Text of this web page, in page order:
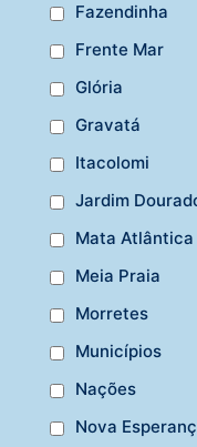
Fazendinha
Frente Mar
Glória
Gravatá
Itacolomi
Jardim
Mata Atlântica
Meia Praia
Morretes
Municípios
Nações
Nova